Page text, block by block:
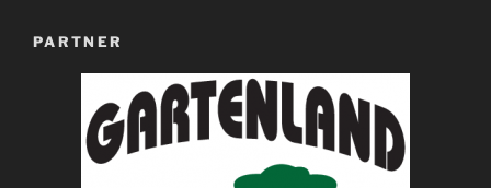
PARTNER